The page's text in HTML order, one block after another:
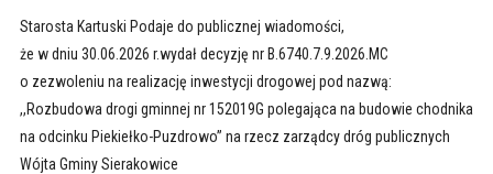
Starosta Kartuski Podaje do publicznej wiadomości,
że w dniu 30.06.2026 r.wydał decyzję nr B.6740.7.9.2026.MC
o zezwoleniu na realizację inwestycji drogowej pod nazwą:
,,Rozbudowa drogi gminnej nr 152019G polegająca na budowie chodnika
na odcinku Piekiełko-Puzdrowo” na rzecz zarządcy dróg publicznych
Wójta Gminy Sierakowice